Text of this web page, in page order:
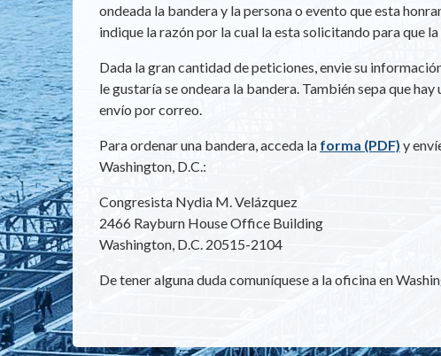
ondeada la bandera y la persona o evento que esta
indique la razón por la cual la esta solicitando para que
Dada la gran cantidad de peticiones, envie su
le gustaría se ondeara la bandera. También sepa que
envío por correo.
Para ordenar una bandera, acceda la forma (PDF) y
Washington, D.C.:
Congresista Nydia M. Velázquez
2466 Rayburn House Office Building
Washington, D.C. 20515-2104
De tener alguna duda comuníquese a la oficina en